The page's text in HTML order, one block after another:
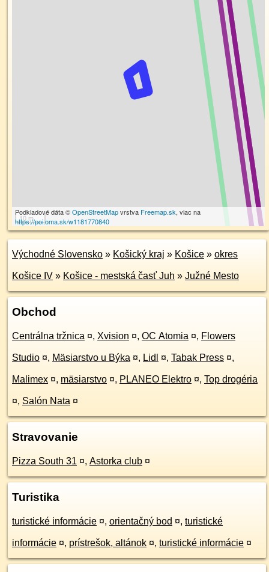
10 m
Podkladové dáta ©OpenStreetMapvrstva Freemap.sk, viac na
https://poi.oma.sk/w1181770840
Východné Slovensko » Košický kraj » Košice » okres
Košice IV » Košice - mestská časť Juh » Južné Mesto
Obchod
Centrálna tržnica ¤, Xvision ¤, OC Atomia ¤, Flowers
Studio ¤, Mäsiarstvo u Býka ¤, Lidl ¤, Tabak Press ¤,
Malimex ¤, mäsiarstvo ¤, PLANEO Elektro ¤, Top drogéria
¤, Salón Nata ¤
Stravovanie
Pizza South 31 ¤, Astorka club ¤
Turistika
turistické informácie ¤, orientačný bod ¤, turistické
informácie ¤, prístrešok, altánok ¤, turistické informácie ¤